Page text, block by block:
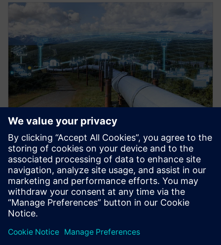
LÖSUNG IM ÜBERBLICK
Digital Lifecycle Excellence für
die Pipeline-Industrie
Verbessern Sie die Produktivität und den Betrieb in
der Pipeline-Industrie. Weitere Informationen über
die Lösungen von Siemens